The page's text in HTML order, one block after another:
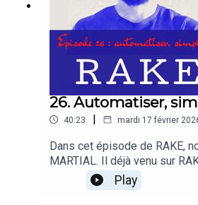
26. Automatiser,
40:23 | mardi 17 février
Dans cet épisode de RAKE,
MARTIAL. Il déjà venu sur
14. Aujourd’hui, nous parlons
C’est une question qu’un
Play